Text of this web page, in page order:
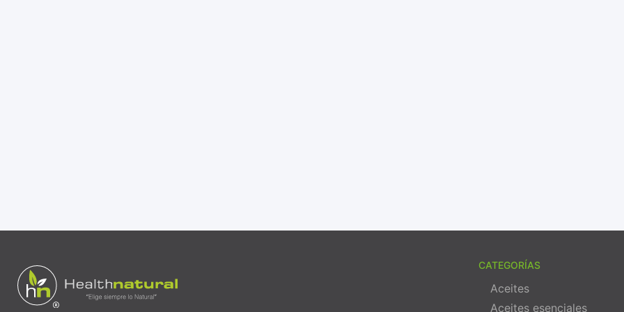
CATEGORÍAS
Aceites
Aceites esenciales